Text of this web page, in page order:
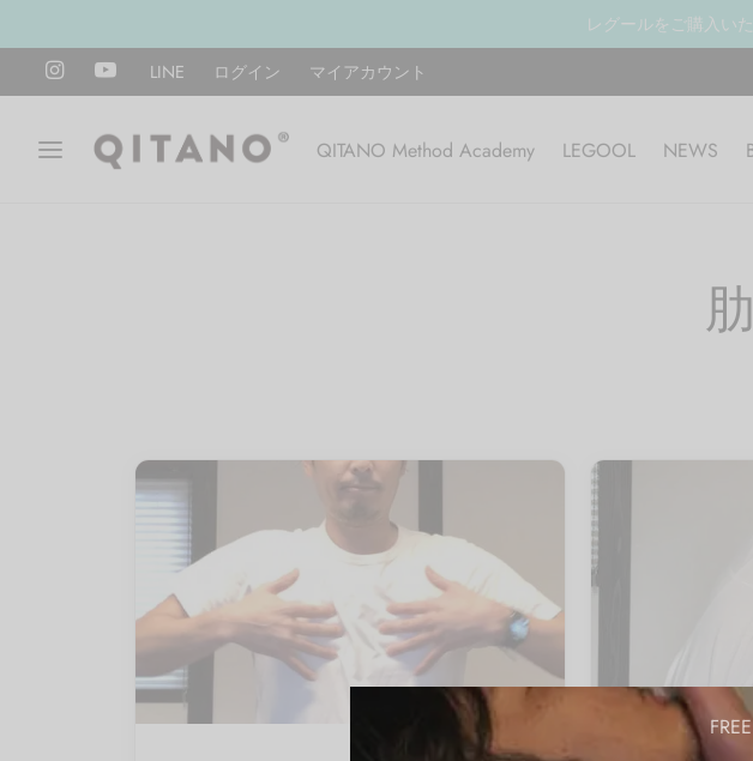
レグールをご購入い
LINE ログイン マイアカウント
QITANO Method Academy LEGOOL NEWS